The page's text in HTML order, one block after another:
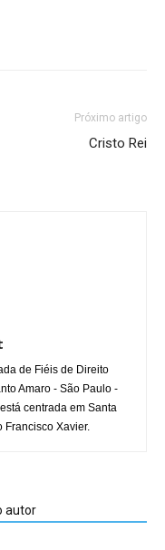
Próximo artigo
Cristo Rei
de Fiéis de Direito
Amaro - São Paulo -
centrada em Santa
Francisco Xavier.
autor